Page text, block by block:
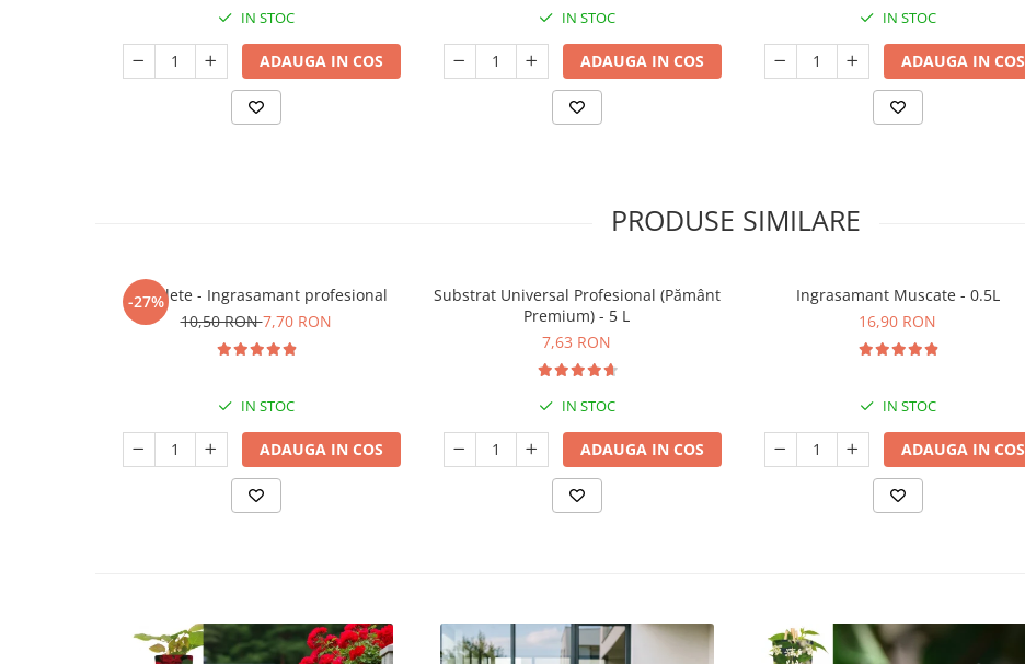
IN STOC
ADAUGA IN COS
IN STOC
ADAUGA IN COS
IN STOC
ADAUGA IN COS
PRODUSE SIMILARE
-27%
5 Tablete - Ingrasamant profesional
10,50 RON7,70 RON
IN STOC
ADAUGA IN COS
Substrat Universal Profesional (Pământ
Premium) - 5 L
7,63 RON
IN STOC
ADAUGA IN COS
Ingrasamant Muscate - 0.5L
16,90 RON
IN STOC
ADAUGA IN COS